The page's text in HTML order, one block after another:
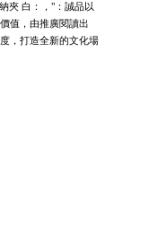
夾 白：，"：誠品以
值，由推廣閱讀出
，打造全新的文化場